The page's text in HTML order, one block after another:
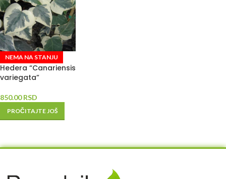
NEMA NA STANJU
Hedera “Canariensis
variegata”
850.00RSD
PROČITAJTE JOŠ